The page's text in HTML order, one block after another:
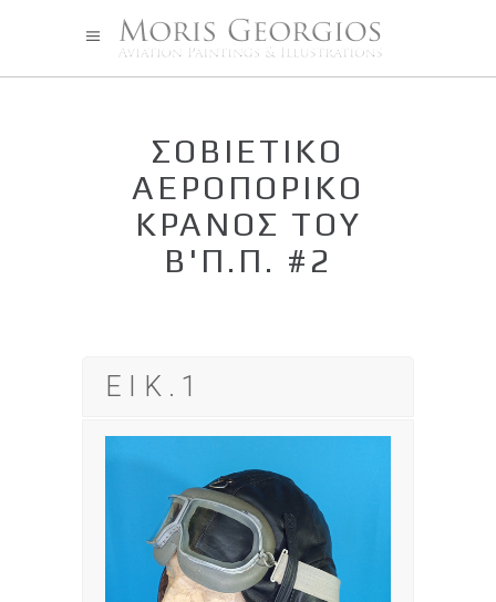
ΣΟΒΙΕΤΙΚΌ
ΑΕΡΟΠΟΡΙΚΌ
ΚΡΆΝΟΣ ΤΟΥ
Β'Π.Π. #2
ΕΙΚ.1